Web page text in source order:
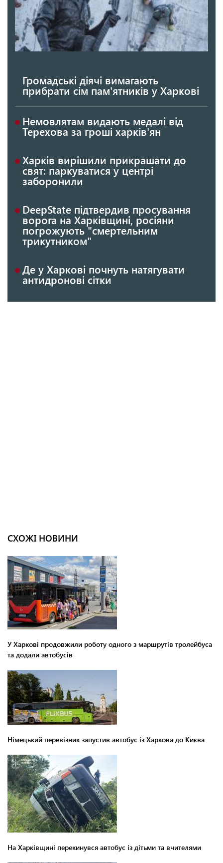
Громадські діячі вимагають
прибрати сім пам'ятників у Харкові
Немовлятам видають медалі від
Терехова за гроші харків'ян
Харків вирішили прикрашати до
свят: паркуватися у центрі
заборонили
DeepState підтвердив просування
ворога на Харківщині, росіяни
погрожують "смертельним
трикутником"
Де у Харкові почнуть натягувати
антидронові сітки
СХОЖІ НОВИНИ
У Харкові продовжили роботу одного з маршрутів тролейбуса
та додали автобусів
Німецький перевізник запустив автобус із Харкова до Києва
На Харківщині перекинувся автобус із дітьми та вчителями